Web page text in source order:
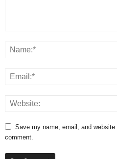
Save my name, email, and website
comment.